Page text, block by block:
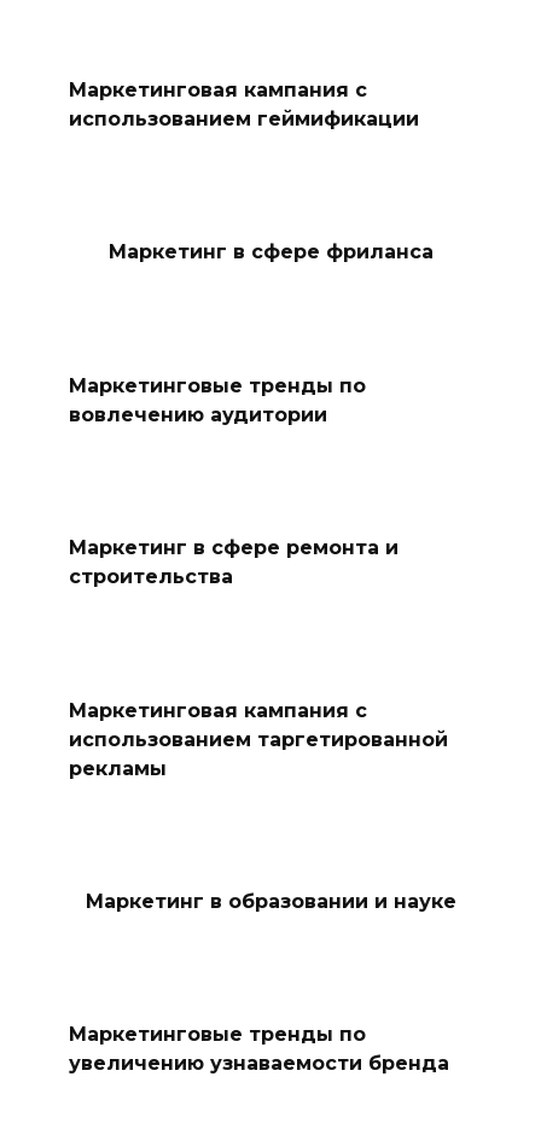
Маркетинговая кампания с
использованием геймификации
Маркетинг в сфере фриланса
Маркетинговые тренды по
вовлечению аудитории
Маркетинг в сфере ремонта и
строительства
Маркетинговая кампания с
использованием таргетированной
рекламы
Маркетинг в образовании и науке
Маркетинговые тренды по
увеличению узнаваемости бренда